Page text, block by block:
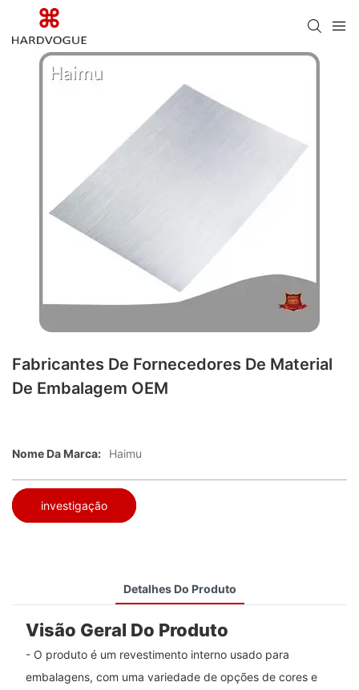
Fabricantes De Fornecedores De Material
De Embalagem OEM
Nome Da Marca: Haimu
investigação
Detalhes Do Produto
Visão Geral Do Produto
- O produto é um revestimento interno usado para
embalagens, com uma variedade de opções de cores e